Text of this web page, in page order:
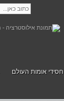
חסידי אומות העולם